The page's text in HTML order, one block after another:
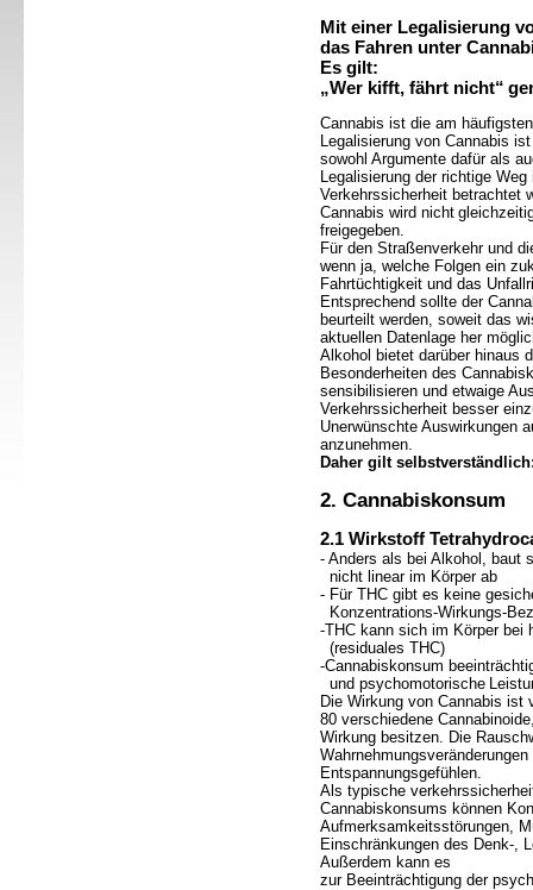
Mit einer Legalisierung
das Fahren unter
Es gilt:
„Wer kifft, fährt nicht“
Cannabis ist die am
Legalisierung von Cannabis
sowohl Argumente dafür als
Legalisierung der richtige
Verkehrssicherheit betrachtet
Cannabis wird nicht
freigegeben.
Für den Straßenverkehr und
wenn ja, welche Folgen ein
Fahrtüchtigkeit und das
Entsprechend sollte der
beurteilt werden, soweit das
aktuellen Datenlage her
Alkohol bietet darüber hinaus
Besonderheiten des
sensibilisieren und etwaige
Verkehrssicherheit besser
Unerwünschte Auswirkungen
anzunehmen.
Daher gilt
2. Cannabiskonsum
2.1 Wirkstoff
- Anders als bei Alkohol, baut
nicht linear im Körper ab
- Für THC gibt es keine
Konzentrations-Wirkungs-
-THC kann sich im Körper bei
(residuales THC)
-Cannabiskonsum
und psychomotorische
Die Wirkung von Cannabis ist
80 verschiedene
Wirkung besitzen. Die
Entspannungsgefühlen.
Als typische
Cannabiskonsums können
Aufmerksamkeitsstörungen,
Einschränkungen des Denk-,
Außerdem kann es
zur Beeinträchtigung der